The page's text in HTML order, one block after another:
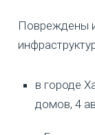
Повреждены
в городе
домов, 4